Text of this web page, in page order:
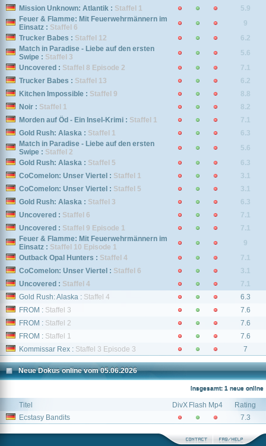
Mission Unknown: Atlantik : Staffel 1
5.9
Feuer & Flamme: Mit Feuerwehrmännern im
Einsatz : Staffel 6
9
Trucker Babes : Staffel 12
6.2
Match in Paradise - Liebe auf den ersten
Swipe : Staffel 3
5.6
Uncovered : Staffel 8 Episode 2
7.1
Trucker Babes : Staffel 13
6.2
Kitchen Impossible : Staffel 9
8.8
Noir : Staffel 1
8.2
Morden auf Öd - Ein Insel-Krimi : Staffel 1
7.1
Gold Rush: Alaska : Staffel 1
6.3
Match in Paradise - Liebe auf den ersten
Swipe : Staffel 2
5.6
Gold Rush: Alaska : Staffel 5
6.3
CoComelon: Unser Viertel : Staffel 1
3.1
CoComelon: Unser Viertel : Staffel 5
3.1
Gold Rush: Alaska : Staffel 3
6.3
Uncovered : Staffel 6
7.1
Uncovered : Staffel 9 Episode 1
7.1
Feuer & Flamme: Mit Feuerwehrmännern im
Einsatz : Staffel 10 Episode 1
9
Outback Opal Hunters : Staffel 4
7.1
CoComelon: Unser Viertel : Staffel 6
3.1
Uncovered : Staffel 4
7.1
Gold Rush: Alaska : Staffel 4
6.3
FROM : Staffel 3
7.6
FROM : Staffel 2
7.6
FROM : Staffel 1
7.6
Kommissar Rex : Staffel 3 Episode 3 7
Neue Dokus online vom 05.06.2026
Insgesamt: 1 neue online
Titel DivX Flash Mp4
Rating
Ecstasy Bandits
7.3